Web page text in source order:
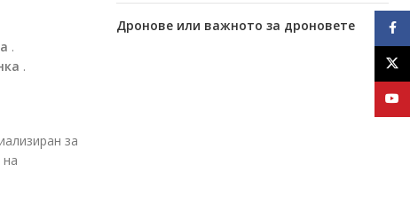
.
.
за
Дронове или важното за дроновете